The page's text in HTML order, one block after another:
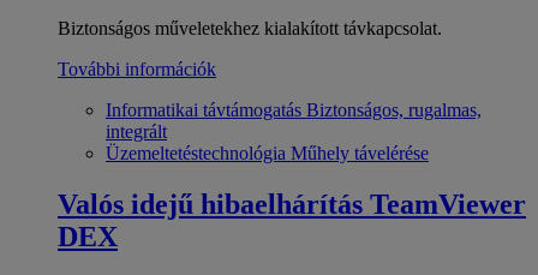
Biztonságos műveletekhez kialakított távkapcsolat.
További információk
Informatikai távtámogatás Biztonságos, rugalmas,
integrált
Üzemeltetéstechnológia Műhely távelérése
Valós idejű hibaelhárítás TeamViewer
DEX